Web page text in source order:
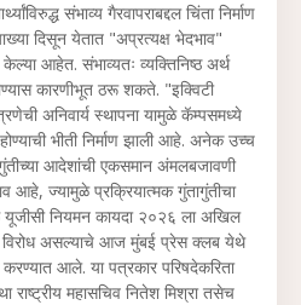
संभाव्य गैरवापराबद्दल चिंता निर्माण
दिसून येतात "अप्रत्यक्ष भेदभाव"
केल्या आहेत. संभाव्यतः व्यक्तिनिष्ठ अर्थ
कारणीभूत ठरू शकते. "इक्विटी
अनिवार्य स्थापना यामुळे कॅम्पसमध्ये
भीती निर्माण झाली आहे. अनेक उच्च
आदेशांची एकसमान अंमलबजावणी
आहे, ज्यामुळे प्रक्रियात्मक गुंतागुंतीचा
यूजीसी नियमन कायदा २०२६ ला अखिल
विरोध असल्याचे आज मुंबई प्रेस क्लब येथे
आले. या पत्रकार परिषदेकरिता
राष्ट्रीय महासचिव नितेश मिश्रा तसेच